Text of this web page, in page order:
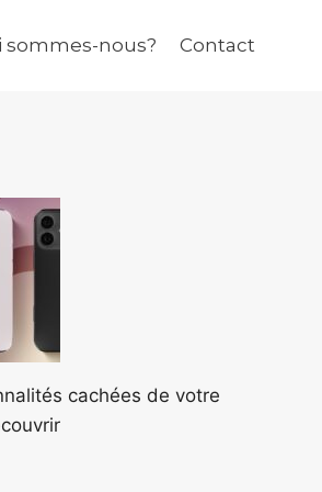
sommes-nous? Contact
cachées de votre